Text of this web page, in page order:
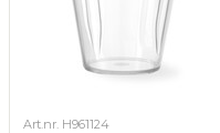
Art.nr. H961124